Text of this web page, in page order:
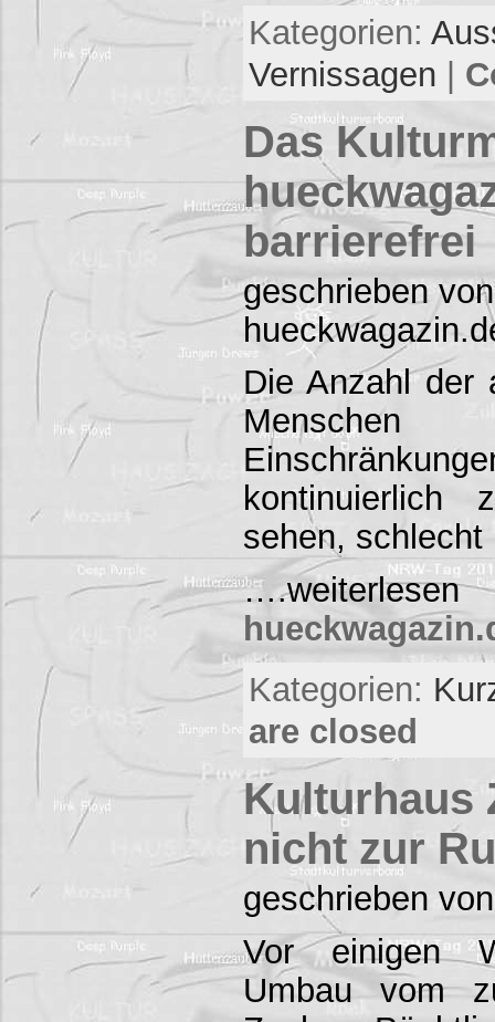
Kategorien:
Vernissagen |
Das
barrierefrei
geschrieben
Die Anzahl der
Menschen
sehen,
Kategorien:
are closed
Kulturhaus
nicht zur
geschrieben
Vor einigen
Umbau vom